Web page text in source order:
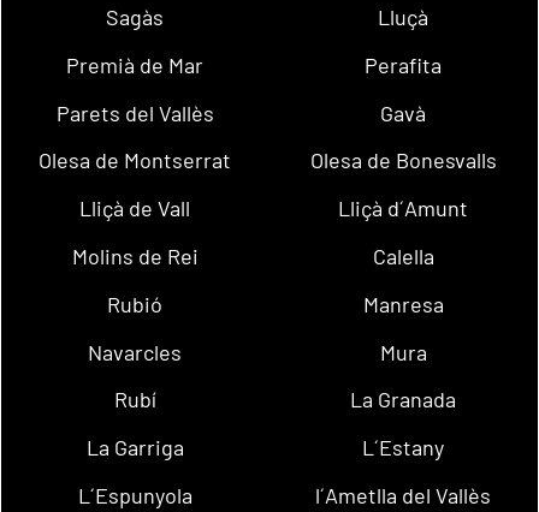
Sagàs
Lluçà
Premià de Mar
Perafita
Parets del Vallès
Gavà
Olesa de Montserrat
Olesa de Bonesvalls
Lliçà de Vall
Lliçà d´Amunt
Molins de Rei
Calella
Rubió
Manresa
Navarcles
Mura
Rubí
La Granada
La Garriga
L´Estany
L´Espunyola
l´Ametlla del Vallès